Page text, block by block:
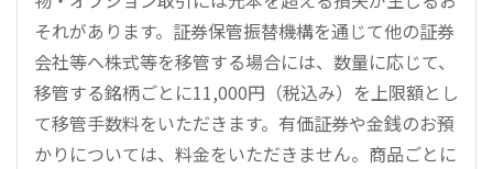
それがあります。証券保管振替機構を通じて他の証券
会社等へ株式等を移管する場合には、数量に応じて、
移管する銘柄ごとに11,000円（税込み）を上限額とし
て移管手数料をいただきます。有価証券や金銭のお預
かりについては、料金をいただきません。商品ごとに